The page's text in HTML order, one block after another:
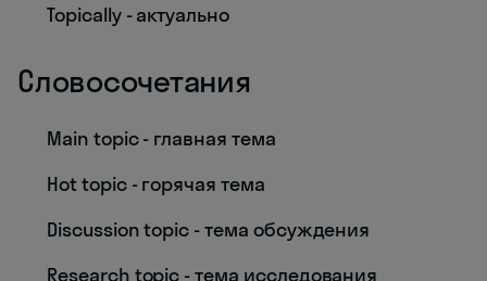
Topically - актуально
Словосочетания
Main topic - главная тема
Hot topic - горячая тема
Discussion topic - тема обсуждения
Research topic - тема исследования